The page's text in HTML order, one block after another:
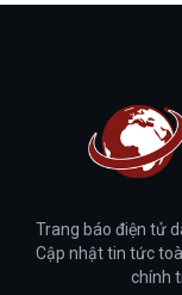
Trang báo điện tử
Cập nhật tin tức
chính